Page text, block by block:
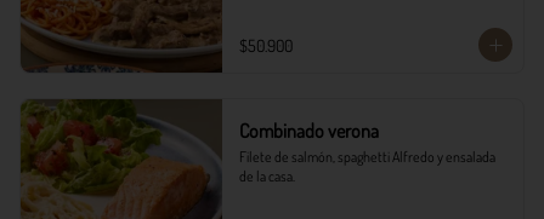
$50.900
Combinado verona
Filete de salmón, spaghetti Alfredo y ensalada
de la casa.